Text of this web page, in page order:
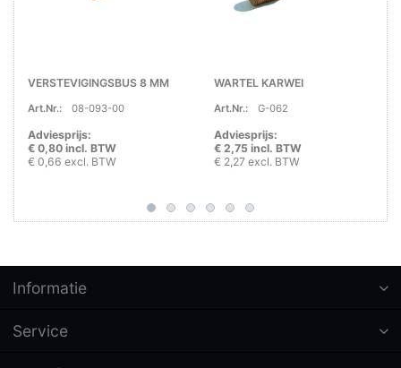
VERSTEVIGINGSBUS 8 MM
Art.Nr.: 08-093-00
Adviesprijs:
€ 0,80 incl. BTW
€ 0,66 excl. BTW
WARTEL KARWEI
Art.Nr.: G-062
Adviesprijs:
€ 2,75 incl. BTW
€ 2,27 excl. BTW
Informatie
Service